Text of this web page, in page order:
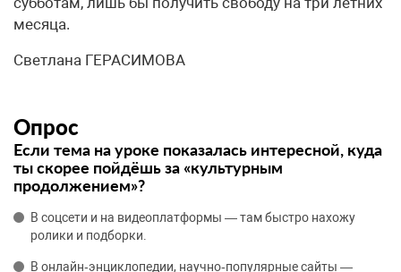
месяца.
Светлана ГЕРАСИМОВА
Опрос
Если тема на уроке показалась интересной, куда
ты скорее пойдёшь за «культурным
продолжением»?
В соцсети и на видеоплатформы — там быстро нахожу
ролики и подборки.
В онлайн‑энциклопедии, научно‑популярные сайты —